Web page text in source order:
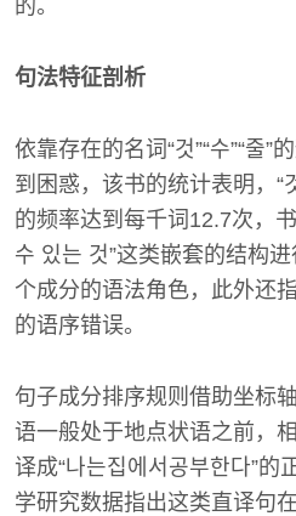
的。
句法特征剖析
依靠存在的名词“것”“수”“줄
到困惑，该书的统计表明，“
的频率达到每千词12.7次，
수 있는 것”这类嵌套的结构
个成分的语法角色，此外还
的语序错误。
句子成分排序规则借助坐标
语一般处于地点状语之前，
译成“나는집에서공부한다”
学研究数据指出这类直译句